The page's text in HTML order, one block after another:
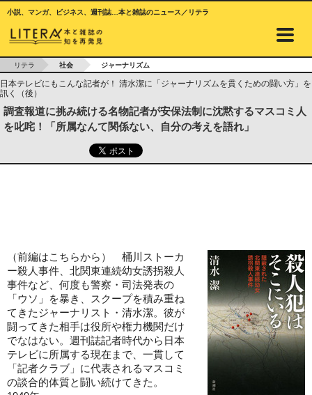
小説、マンガ、ビジネス、週刊誌…本と雑誌のニュース／リテラ
リテラ 社会 ジャーナリズム
日本テレビにもこんな記者が！ 清水潔に「ジャーナリズムを貫くための闘い方」を
訊く（後）
調査報道に挑み続ける名物記者が安保法制に沈黙するマスコミ人
を叱咤！「所属なんて関係ない、自分の考えを語れ」
（前編はこちらから） 桶川ストーカ
ー殺人事件、北関東連続幼女誘拐殺人
事件など、何度も警察・司法発表の
「ウソ」を暴き、スクープを積み重ね
てきたジャーナリスト・清水潔。彼が
闘ってきた相手は役所や権力機関だけ
でなはない。週刊誌記者時代から日本
テレビに所属する現在まで、一貫して
「記者クラブ」に代表されるマスコミ
の談合的体質と闘い続けてきた。